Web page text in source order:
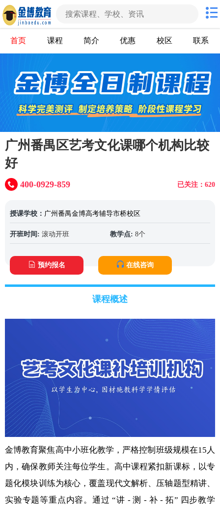
首页 课程 简介 优惠 校区 联系
广州番禺区艺考文化课哪个机构比较
好
已关注：620
400-0929-859
授课学校： 广州番禺金博高考辅导市桥校区
开班时间: 滚动开班 教学点: 8个
预约报名 在线咨询
课程概述
金博教育聚焦高中小班化教学，严格控制班级规模在15人
内，确保教师关注每位学生。高中课程紧扣新课标，以专
题化模块训练为核心，覆盖现代文解析、压轴题型精讲、
实验专题等重点内容。通过 “讲 - 测 - 补 - 拓” 四步教学